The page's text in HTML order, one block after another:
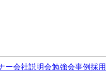
ー会社説明会勉強会事例採用